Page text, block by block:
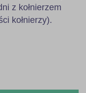
z kołnierzem
kołnierzy).